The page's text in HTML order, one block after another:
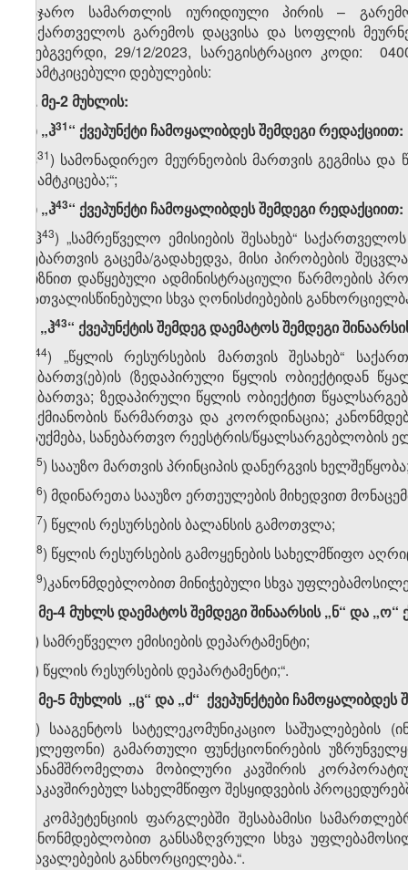
საჯარო სამართლის იურიდიული პირის –
საქართველოს გარემოს დაცვისა და სოფლის
(ვებგვერდი, 29/12/2023, სარეგისტრაციო კოდი:
დამტკიცებული დებულების:
1. მე-2 მუხლის:
ა) „ჰ​31“ ქვეპუნქტი ჩამოყალიბდეს შემდეგი რედაქციით:
„ჰ​31) სამონადირეო მეურნეობის მართვის გეგმისა და
დამტკიცება;“;
ბ) „ჰ​43“ ქვეპუნქტი ჩამოყალიბდეს შემდეგი რედაქციით:
„ჰ​43) „სამრეწველო ემისიების შესახებ“
ნებართვის გაცემა/გადახედვა, მისი პირობების
მიზნით დაწყებული ადმინისტრაციული წარმოების
გათვალისწინებული სხვა ღონისძიებების
გ) „ჰ​43“ ქვეპუნქტის შემდეგ დაემატოს შემდეგი
​44) „წყლის რესურსების მართვის შესახებ“
ნებართვ(ებ)ის (ზედაპირული წყლის ობიექტიდან
ნებართვა; ზედაპირული წყლის ობიექტით
საქმიანობის წარმართვა და კოორდინაცია;
გაუქმება, სანებართვო რეესტრის/წყალსარგებლობის
​45) სააუზო მართვის პრინციპის დანერგვის
​46) მდინარეთა სააუზო ერთეულების მიხედვით
​47) წყლის რესურსების ბალანსის გამოთვლა;
​48) წყლის რესურსების გამოყენების სახელმწიფო
​49)კანონმდებლობით მინიჭებული სხვა
2. მე-4 მუხლს დაემატოს შემდეგი შინაარსის „ნ“ და „ო“
„ნ) სამრეწველო ემისიების დეპარტამენტი;
ო) წყლის რესურსების დეპარტამენტი;“.
3. მე-5 მუხლის „ც“ და „ძ“ ქვეპუნქტები
„ც) სააგენტოს სატელეკომუნიკაციო
ტელეფონი) გამართული ფუნქციონირების
თანამშრომელთა მობილური კავშირის
დაკავშირებულ სახელმწიფო შესყიდვების
ძ) კომპეტენციის ფარგლებში შესაბამისი
კანონმდებლობით განსაზღვრული სხვა
დავალებების განხორციელება.“.